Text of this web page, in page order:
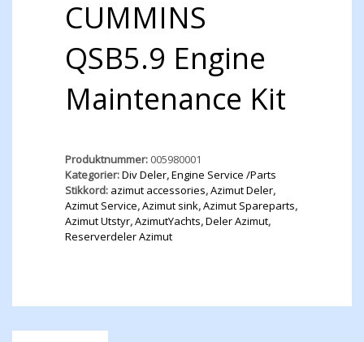
CUMMINS
QSB5.9 Engine
Maintenance Kit
Produktnummer: 005980001
Kategorier:Div Deler,Engine Service /Parts
Stikkord: azimut accessories,Azimut Deler,
Azimut Service,Azimut sink,Azimut Spareparts,
Azimut Utstyr,AzimutYachts,Deler Azimut,
Reserverdeler Azimut